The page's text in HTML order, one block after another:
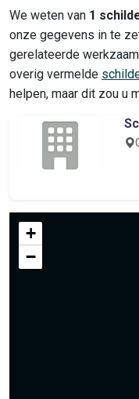
We weten van 1
onze gegevens in te
gerelateerde
overig vermelde
helpen, maar dit zou u
+
−